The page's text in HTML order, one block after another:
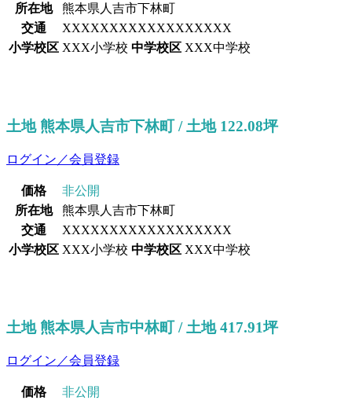
所在地
熊本県人吉市下林町
交通
XXXXXXXXXXXXXXXXXX
小学校区 XXX小学校 中学校区 XXX中学校
土地 熊本県人吉市下林町 / 土地 122.08坪
ログイン／会員登録
価格
非公開
所在地
熊本県人吉市下林町
交通
XXXXXXXXXXXXXXXXXX
小学校区 XXX小学校 中学校区 XXX中学校
土地 熊本県人吉市中林町 / 土地 417.91坪
ログイン／会員登録
価格
非公開